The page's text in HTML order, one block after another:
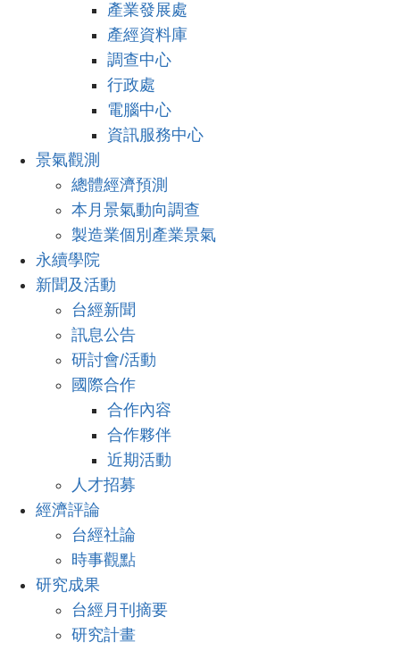
產業發展處
產經資料庫
調查中心
行政處
電腦中心
資訊服務中心
景氣觀測
總體經濟預測
本月景氣動向調查
製造業個別產業景氣
永續學院
新聞及活動
台經新聞
訊息公告
研討會/活動
國際合作
合作內容
合作夥伴
近期活動
人才招募
經濟評論
台經社論
時事觀點
研究成果
台經月刊摘要
研究計畫